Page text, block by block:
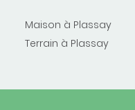
Maison à Plassay
Terrain à Plassay